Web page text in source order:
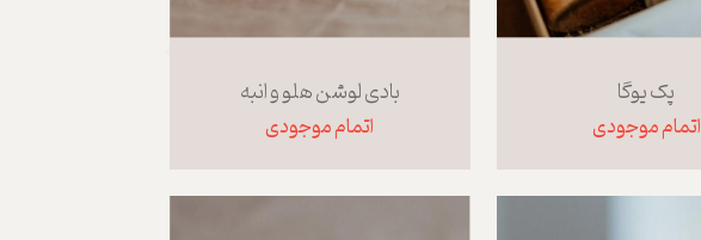
پک یوگا
اتمام موجودی
بادی لوشن هلو و انبه
اتمام موجودی